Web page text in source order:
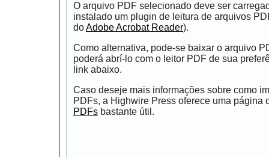
O arquivo PDF selecionado deve ser
instalado um plugin de leitura de arquivos
doAdobe Acrobat Reader).
Como alternativa, pode-se baixar o arquivo
poderá abrí-lo com o leitor PDF de sua
link abaixo.
Caso deseje mais informações sobre como
PDFs, a Highwire Press oferece uma página
PDFs bastante útil.